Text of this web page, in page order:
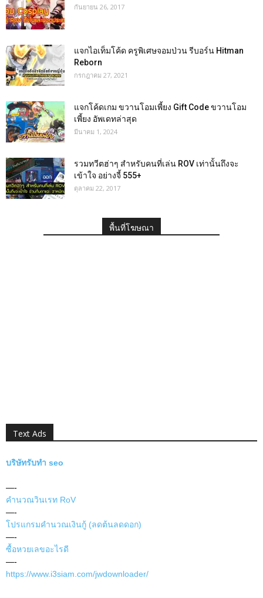
กันยายน 26, 2017
แจกไอเท็มโค้ด ครูพิเศษจอมป่วน รีบอร์น Hitman
Reborn
กรกฎาคม 27, 2021
แจกโค้ดเกม ขวานโอมเพี้ยง Gift Code ขวานโอม
เพี้ยง อัพเดทล่าสุด
มีนาคม 1, 2024
รวมทวีตฮ่าๆ สำหรับคนที่เล่น ROV เท่านั้นถึงจะ
เข้าใจ อย่างจี้ 555+
ตุลาคม 22, 2017
พื้นที่โฆษณา
Text Ads
บริษัทรับทำ seo
—-
คำนวณวินเรท RoV
—-
โปรแกรมคำนวณเงินกู้ (ลดต้นลดดอก)
—-
ซื้อหวยเลขอะไรดี
—-
https://www.i3siam.com/jwdownloader/